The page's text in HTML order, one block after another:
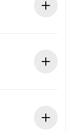
proposerons